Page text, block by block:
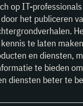
op IT-
het publiceren
te laten
en diensten,
te bieden
diensten beter te